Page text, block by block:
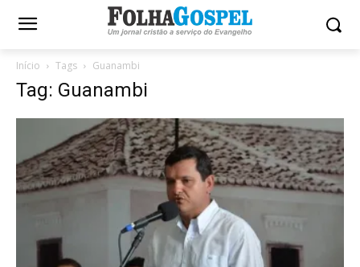
Início Tags Guanambi
Tag: Guanambi